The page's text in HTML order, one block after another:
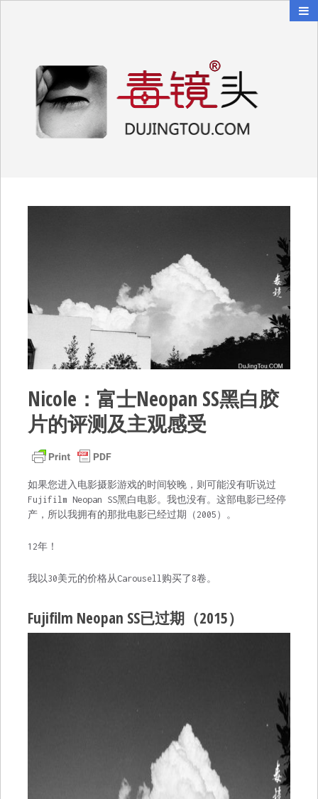
Nicole：富士Neopan SS黑白胶
片的评测及主观感受
如果您进入电影摄影游戏的时间较晚，则可能没有听说过
Fujifilm Neopan SS黑白电影。我也没有。这部电影已经停
产，所以我拥有的那批电影已经过期（2005）。
12年！
我以30美元的价格从Carousell购买了8卷。
Fujifilm Neopan SS已过期（2015）